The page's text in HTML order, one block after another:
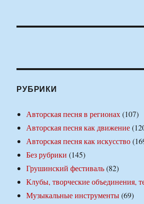
РУБРИКИ
Авторская песня в регионах(107)
Авторская песня как движение
Авторская песня как искусство
Без рубрики (145)
Грушинский фестиваль(82)
Клубы, творческие объединения,
Музыкальные инструменты(69)